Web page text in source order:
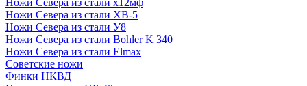
Ножи Севера из стали х12мф
Ножи Севера из стали ХВ-5
Ножи Севера из стали У8
Ножи Севера из стали Bohler K 340
Ножи Севера из стали Elmax
Советские ножи
Финки НКВД